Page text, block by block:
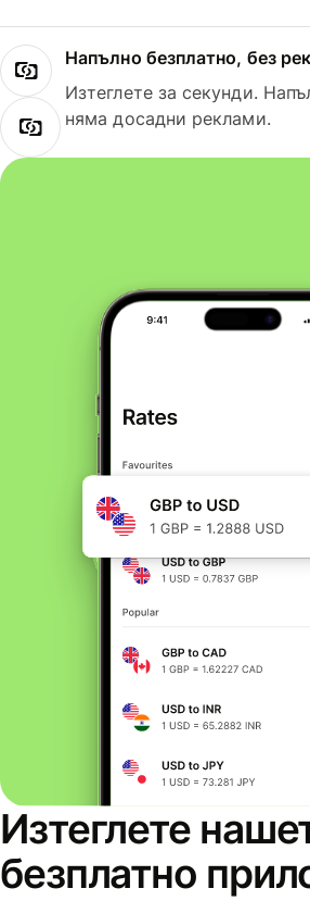
Напълно безплатно, без
Изтеглете за секунди.
няма досадни реклами.
Изтеглете
безплатно